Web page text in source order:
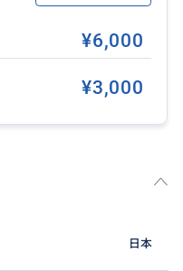
¥6,000
¥3,000
日本